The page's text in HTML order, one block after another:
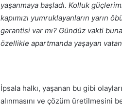
yaşanmaya başladı. Kolluk
kapımızı yumruklayanların yarın
garantisi var mı? Gündüz vakti
özellikle apartmanda yaşayan
İpsala halkı, yaşanan bu gibi
alınmasını ve çözüm üretilmesini